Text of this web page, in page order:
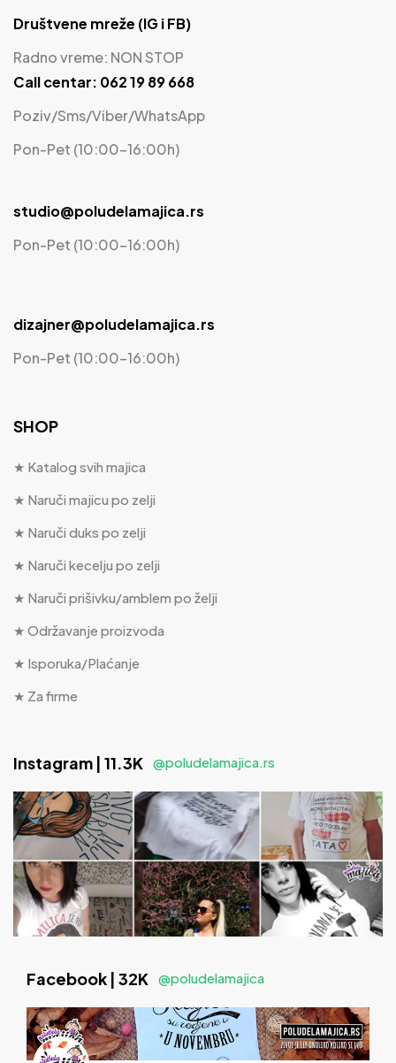
Društvene mreže (IG i FB)
Radno vreme: NON STOP
Call centar: 062 19 89 668
Poziv/Sms/Viber/WhatsApp
Pon-Pet (10:00-16:00h)
studio@poludelamajica.rs
Pon-Pet (10:00-16:00h)
dizajner@poludelamajica.rs
Pon-Pet (10:00-16:00h)
SHOP
★ Katalog svih majica
★ Naruči majicu po zelji
★ Naruči duks po zelji
★ Naruči kecelju po zelji
★ Naruči prišivku/amblem po želji
★ Održavanje proizvoda
★ Isporuka/Plaćanje
★ Za firme
Instagram | 11.3K @poludelamajica.rs
Facebook | 32K @poludelamajica